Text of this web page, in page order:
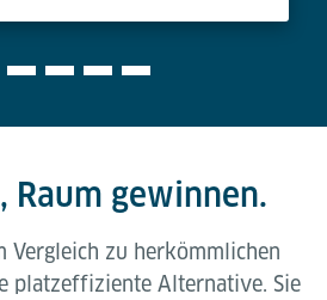
Raum gewinnen.
Vergleich zu herkömmlichen
platzeffiziente Alternative. Sie